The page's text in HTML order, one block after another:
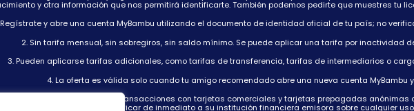
y otra información que nos permitirá identificarte. También podemos pedirte que muestres tu
Regístrate y abre una cuenta MyBambu utilizando el documento de identidad oficial de tu país; no
2. Sin tarifa mensual, sin sobregiros, sin saldo mínimo. Se puede aplicar una tarifa por inactividad
3. Pueden aplicarse tarifas adicionales, como tarifas de transferencia, tarifas de intermediarios o
4. La oferta es válida solo cuando tu amigo recomendado abre una nueva cuenta MyBambu
de Visa no se aplica a ciertas transacciones con tarjetas comerciales y tarjetas prepagadas
al proteger su tarjeta y notificar de inmediato a su institución financiera emisora sobre cualquier